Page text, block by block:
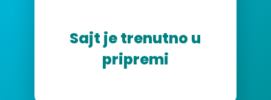
Sajt je trenutno u
pripremi